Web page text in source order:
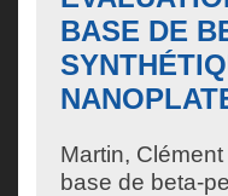
BASE DE
Martin, Clément
base de beta-